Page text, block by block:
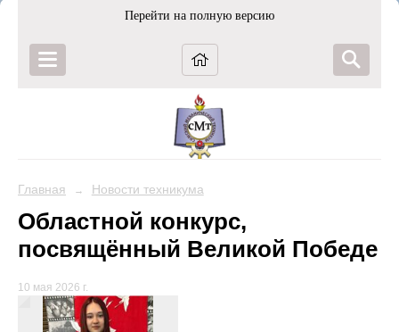
Перейти на полную версию
Главная → Новости техникума
Областной конкурс,
посвящённый Великой Победе
10 мая 2026 г.